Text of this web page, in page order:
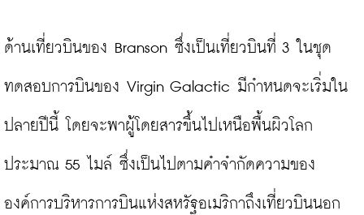
ด้านเที่ยวบินของ Branson ซึ่งเป็นเที่ยวบินที่ 3 ในชุด
ทดสอบการบินของ Virgin Galactic มีกำหนดจะเริ่มใน
ปลายปีนี้ โดยจะพาผู้โดยสารขึ้นไปเหนือพื้นผิวโลก
ประมาณ 55 ไมล์ ซึ่งเป็นไปตามคำจำกัดความของ
องค์การบริหารการบินแห่งสหรัฐอเมริกาถึงเที่ยวบินนอก